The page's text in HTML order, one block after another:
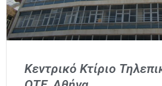
Κεντρικό Κτίριο